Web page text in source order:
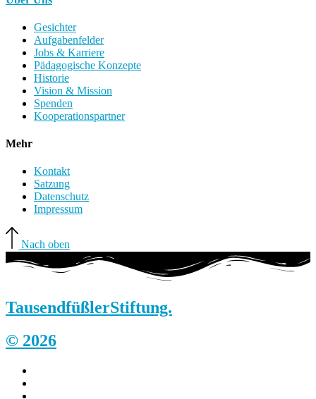
Gesichter
Aufgabenfelder
Jobs & Karriere
Pädagogische Konzepte
Historie
Vision & Mission
Spenden
Kooperationspartner
Mehr
Kontakt
Satzung
Datenschutz
Impressum
Nach oben
TausendfüßlerStiftung.
© 2026